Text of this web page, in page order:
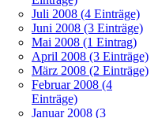
Juli 2008 (4 Einträge)
Juni 2008 (3 Einträge)
Mai 2008 (1 Eintrag)
April 2008 (3 Einträge)
März 2008 (2 Einträge)
Februar 2008 (4
Einträge)
Januar 2008 (3